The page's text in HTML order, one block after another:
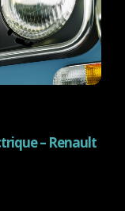
– Renault